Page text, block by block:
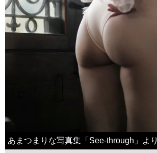
あまつまりな写真集「See-through」より